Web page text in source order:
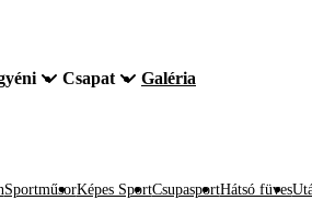
Csapat Galéria
SportműsorKépes SportCsupasportHátsó füves